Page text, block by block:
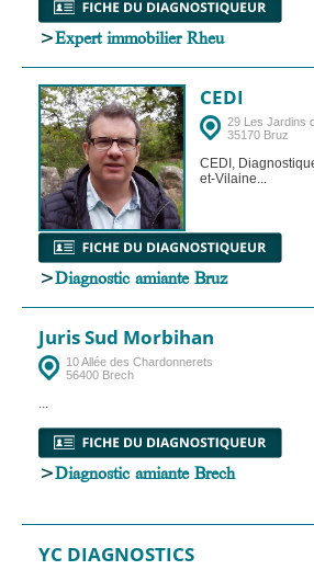
>Expert immobilier Rheu
CEDI
29 Les Jardins
35170 Bruz
CEDI,
et-Vilaine...
>Diagnostic amiante Bruz
Juris Sud Morbihan
10 Allée des Chardonnerets
56400 Brech
...
>Diagnostic amiante Brech
YC DIAGNOSTICS